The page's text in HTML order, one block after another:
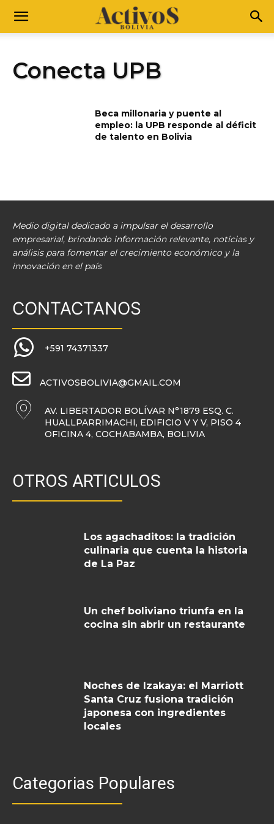
Conecta UPB
Beca millonaria y puente al
empleo: la UPB responde al déficit
de talento en Bolivia
Medio digital dedicado a impulsar el desarrollo
empresarial, brindando información relevante, noticias y
análisis para fomentar el crecimiento económico y la
innovación en el país
CONTACTANOS
+591 74371337
ACTIVOSBOLIVIA@GMAIL.COM
AV. LIBERTADOR BOLÍVAR N°1879 ESQ. C.
HUALLPARRIMACHI, EDIFICIO V Y V, PISO 4
OFICINA 4, COCHABAMBA, BOLIVIA
OTROS ARTICULOS
Los agachaditos: la tradición
culinaria que cuenta la historia
de La Paz
Un chef boliviano triunfa en la
cocina sin abrir un restaurante
Noches de Izakaya: el Marriott
Santa Cruz fusiona tradición
japonesa con ingredientes
locales
Categorias Populares